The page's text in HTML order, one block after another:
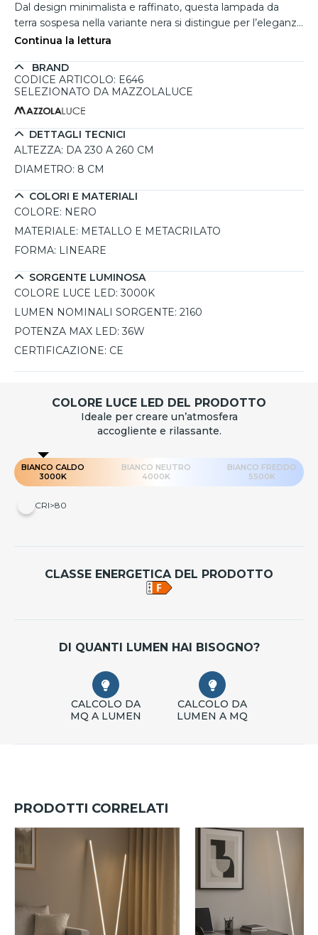
Dal design minimalista e raffinato, questa lampada da
terra sospesa nella variante nera si distingue per l’eleganza
discreta e la verticalità decisa. La struttura in metallo
pavimento, creando un effetto di continuità
architettonica. Il diffusore in metacrilato trasparente
contesti dove è necessario valorizzare gli spazi senza
invaderli visivamente. Ideale per ambienti contract
moderni, zone lounge e salotti contemporanei, è dotata di
LED36w 3000K integrato dimmerabile per una gestione
Continua la lettura
BRAND
CODICE ARTICOLO: E646
SELEZIONATO DA MAZZOLALUCE
DETTAGLI TECNICI
ALTEZZA: DA 230 A 260 CM
DIAMETRO: 8 CM
COLORI E MATERIALI
COLORE: NERO
MATERIALE: METALLO E METACRILATO
FORMA: LINEARE
SORGENTE LUMINOSA
COLORE LUCE LED: 3000K
LUMEN NOMINALI SORGENTE: 2160
POTENZA MAX LED: 36W
CERTIFICAZIONE: CE
COLORE LUCE LED DEL PRODOTTO
Ideale per creare un’atmosfera
accogliente e rilassante.
BIANCO CALDO
3000K
BIANCO NEUTRO
4000K
BIANCO FREDDO
5500K
CRI>80
CLASSE ENERGETICA DEL PRODOTTO
DI QUANTI LUMEN HAI BISOGNO?
CALCOLO DA
MQ A LUMEN
CALCOLO DA
LUMEN A MQ
PRODOTTI CORRELATI